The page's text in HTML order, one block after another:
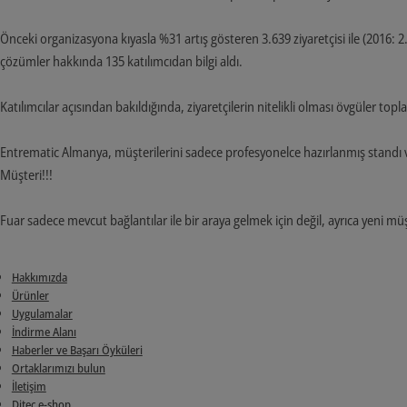
Önceki organizasyona kıyasla %31 artış gösteren 3.639 ziyaretçisi ile
çözümler hakkında 135 katılımcıdan bilgi aldı.
Katılımcılar açısından bakıldığında, ziyaretçilerin nitelikli olması övgüler
Entrematic Almanya, müşterilerini sadece profesyonelce hazırlanmış
Müşteri!!!
Fuar sadece mevcut bağlantılar ile bir araya gelmek için değil, ayrıca yeni
Hakkımızda
Ürünler
Uygulamalar
İndirme Alanı
Haberler ve Başarı Öyküleri
Ortaklarımızı bulun
İletişim